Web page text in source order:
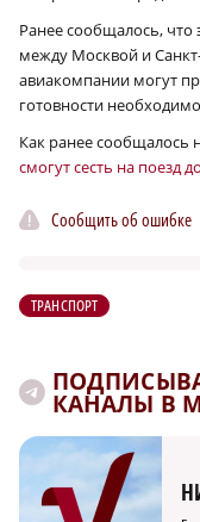
Ранее сообщалось, что
между Москвой и
авиакомпании могут
готовности
Как ранее сообщалось
смогут сесть на поезд
Сообщить об ошибке
ТРАНСПОРТ
КАНАЛЫ В